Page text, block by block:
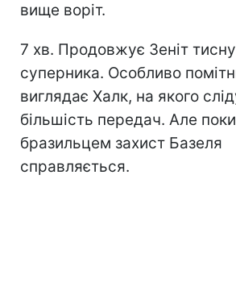
вище воріт.
7 хв. Продовжує Зеніт
суперника. Особливо
виглядає Халк, на якого
більшість передач. Але
бразильцем захист Базеля
справляється.